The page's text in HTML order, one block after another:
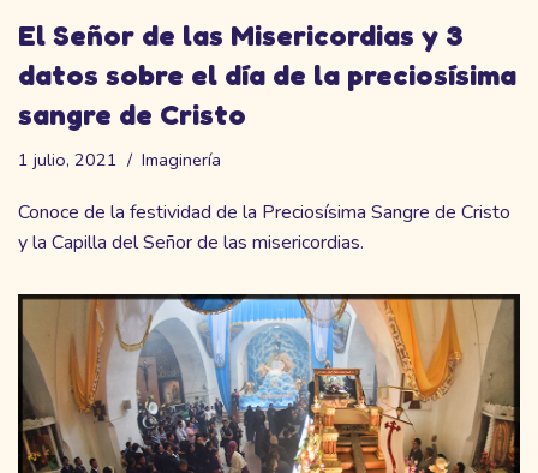
El Señor de las Misericordias y 3
datos sobre el día de la preciosísima
sangre de Cristo
1 julio, 2021 Imaginería
Conoce de la festividad de la Preciosísima Sangre de Cristo
y la Capilla del Señor de las misericordias.